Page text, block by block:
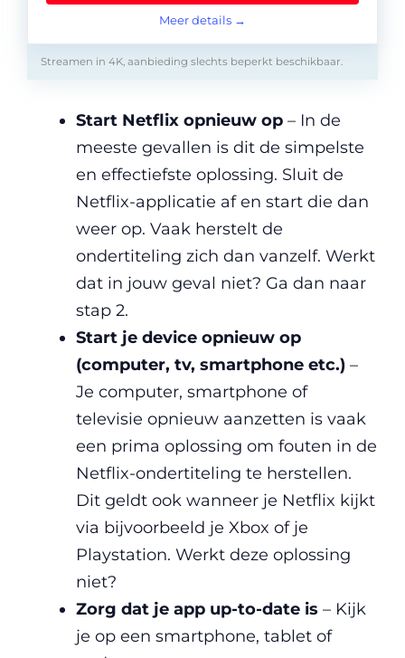
Meer details →
Streamen in 4K, aanbieding slechts beperkt beschikbaar.
Start Netflix opnieuw op – In de
meeste gevallen is dit de simpelste
en effectiefste oplossing. Sluit de
Netflix-applicatie af en start die dan
weer op. Vaak herstelt de
ondertiteling zich dan vanzelf. Werkt
dat in jouw geval niet? Ga dan naar
stap 2.
Start je device opnieuw op
(computer, tv, smartphone etc.) –
Je computer, smartphone of
televisie opnieuw aanzetten is vaak
een prima oplossing om fouten in de
Netflix-ondertiteling te herstellen.
Dit geldt ook wanneer je Netflix kijkt
via bijvoorbeeld je Xbox of je
Playstation. Werkt deze oplossing
niet?
Zorg dat je app up-to-date is – Kijk
je op een smartphone, tablet of